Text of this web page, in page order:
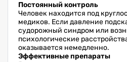
Постоянный контроль
Человек находится под
медиков. Если давление
судорожный синдром или
психологические
оказывается немедленно.
Эффективные препараты